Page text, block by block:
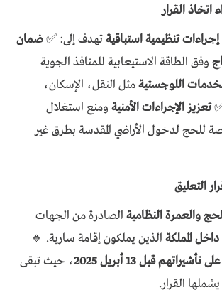
اتخاذ القرار
إجراءات تنظيمية استباقيةتهدف إلى: ✅ضمان
وفق الطاقة الاستيعابية للمنافذ الجوية
اللوجستيةمثل النقل، الإسكان،
تعزيز الإجراءات الأمنية ومنع استغلال
للحج لدخول الأراضي المقدسة بطرق غير
التعليق
والعمرة النظامية الصادرة من الجهات
داخل المملكة الذين يملكون إقامة سارية. 🔹
قبل 13 أبريل 2025
، حيث تبقى
يشملها القرار.